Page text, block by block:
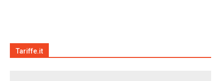
Tariffe.it